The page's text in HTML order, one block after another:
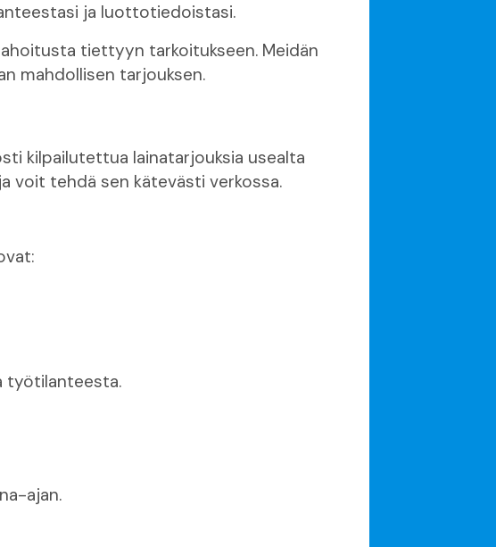
ja luottotiedoistasi.
tiettyyn tarkoitukseen. Meidän
mahdollisen tarjouksen.
kilpailutettua lainatarjouksia usealta
voit tehdä sen kätevästi verkossa.
työtilanteesta.
ajan.